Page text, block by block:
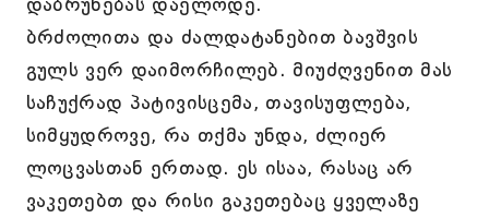
ბრძოლითა და ძალდატანებით ბავშვის
გულს ვერ დაიმორჩილებ. მიუძღვენით მას
საჩუქრად პატივისცემა, თავისუფლება,
სიმყუდროვე, რა თქმა უნდა, ძლიერ
ლოცვასთან ერთად. ეს ისაა, რასაც არ
ვაკეთებთ და რისი გაკეთებაც ყველაზე